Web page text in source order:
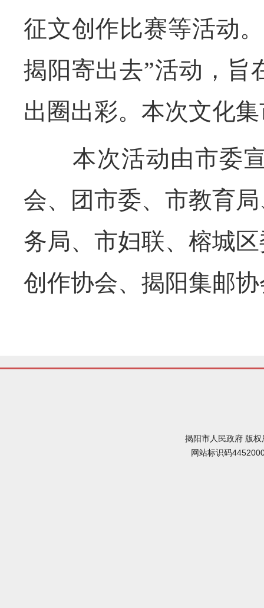
征文创作比赛等活动
揭阳寄出去”活动，旨
出圈出彩。本次文化
本次活动由市委宣
会、团市委、市教育
务局、市妇联、榕城
创作协会、揭阳集邮
揭阳市人民政府 版
网站标识码